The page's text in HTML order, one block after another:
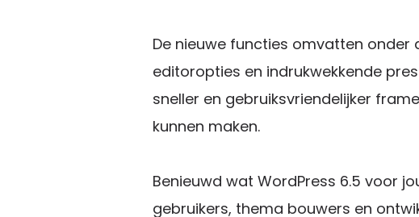
De nieuwe functies omvatten
editoropties en indrukwekkende
sneller en gebruiksvriendelijker
kunnen maken.
Benieuwd wat WordPress 6.5 voor
gebruikers, thema bouwers en